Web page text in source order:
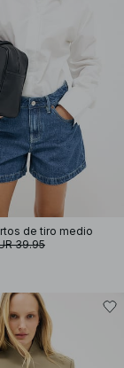
de tiro medio
39.95